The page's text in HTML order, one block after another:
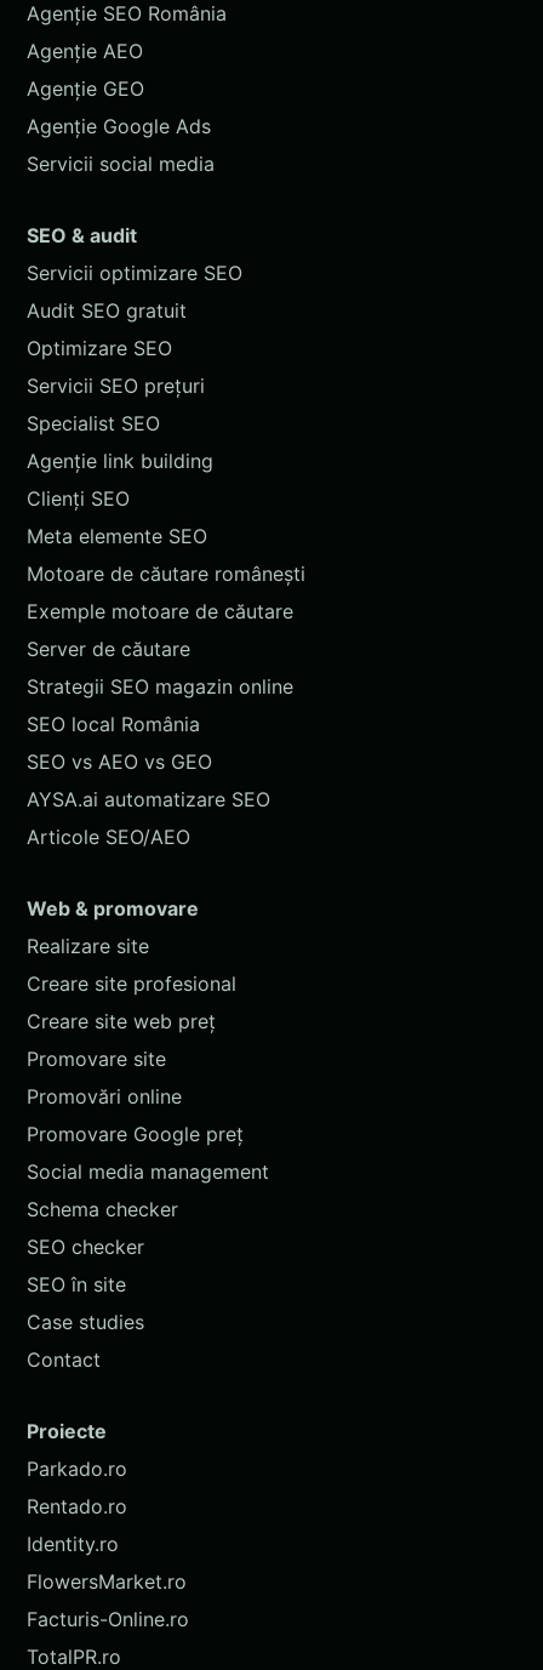
Agenție SEO România
Agenție AEO
Agenție GEO
Agenție Google Ads
Servicii social media
SEO & audit
Servicii optimizare SEO
Audit SEO gratuit
Optimizare SEO
Servicii SEO prețuri
Specialist SEO
Agenție link building
Clienți SEO
Meta elemente SEO
Motoare de căutare românești
Exemple motoare de căutare
Server de căutare
Strategii SEO magazin online
SEO local România
SEO vs AEO vs GEO
AYSA.ai automatizare SEO
Articole SEO/AEO
Web & promovare
Realizare site
Creare site profesional
Creare site web preț
Promovare site
Promovări online
Promovare Google preț
Social media management
Schema checker
SEO checker
SEO în site
Case studies
Contact
Proiecte
Parkado.ro
Rentado.ro
Identity.ro
FlowersMarket.ro
Facturis-Online.ro
TotalPR.ro